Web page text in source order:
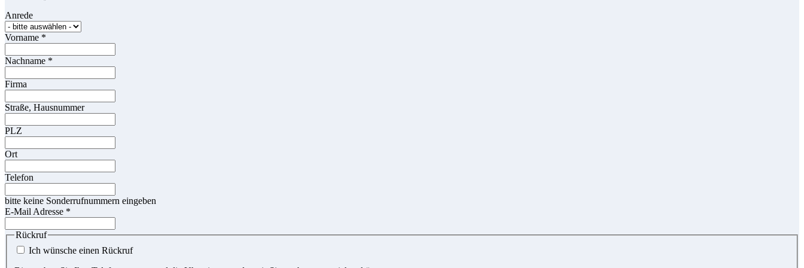
Anrede
Vorname *
Nachname *
Firma
Straße, Hausnummer
PLZ
Ort
Telefon
bitte keine Sonderrufnummern eingeben
E-Mail Adresse *
Rückruf
Ich wünsche einen Rückruf